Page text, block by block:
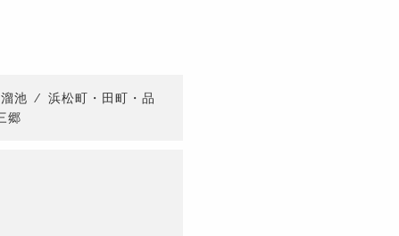
池 ⁄ 浜松町・田町・品
郷